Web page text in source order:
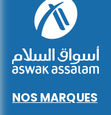
NOS MARQUES